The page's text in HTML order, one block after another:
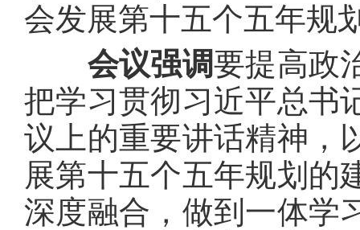
会发展第十五个五年规
会议强调要提高政
把学习贯彻习近平总书
议上的重要讲话精神，
展第十五个五年规划的
深度融合，做到一体学